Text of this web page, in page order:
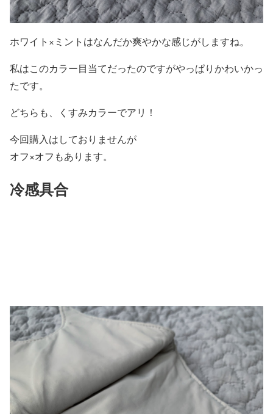
ホワイト×ミントはなんだか爽やかな感じがしますね。
私はこのカラー目当てだったのですがやっぱりかわいかっ
たです。
どちらも、くすみカラーでアリ！
今回購入はしておりませんが
オフ×オフもあります。
冷感具合